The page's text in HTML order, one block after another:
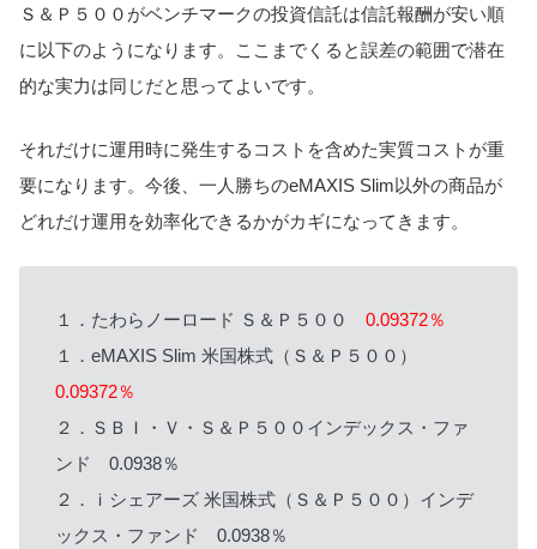
Ｓ＆Ｐ５００がベンチマークの投資信託は信託報酬が安い順
に以下のようになります。ここまでくると誤差の範囲で潜在
的な実力は同じだと思ってよいです。
それだけに運用時に発生するコストを含めた実質コストが重
要になります。今後、一人勝ちのeMAXIS Slim以外の商品が
どれだけ運用を効率化できるかがカギになってきます。
１．たわらノーロード Ｓ＆Ｐ５００ 0.09372％
１．eMAXIS Slim 米国株式（Ｓ＆Ｐ５００）
0.09372％
２．ＳＢＩ・Ｖ・Ｓ＆Ｐ５００インデックス・ファ
ンド 0.0938％
２．ｉシェアーズ 米国株式（Ｓ＆Ｐ５００）インデ
ックス・ファンド 0.0938％